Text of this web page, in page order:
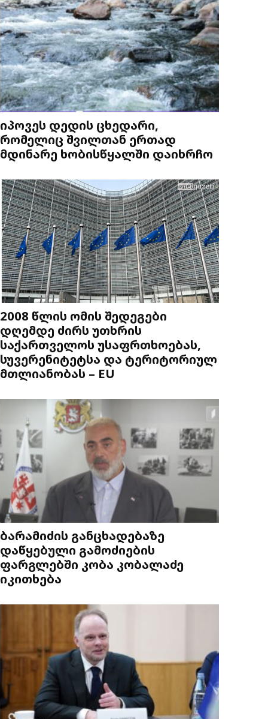
იპოვეს დედის ცხედარი,
რომელიც შვილთან ერთად
მდინარე ხობისწყალში დაიხრჩო
2008 წლის ომის შედეგები
დღემდე ძირს უთხრის
საქართველოს უსაფრთხოებას,
სუვერენიტეტსა და ტერიტორიულ
მთლიანობას – EU
ბარამიძის განცხადებაზე
დაწყებული გამოძიების
ფარგლებში კობა კობალაძე
იკითხება